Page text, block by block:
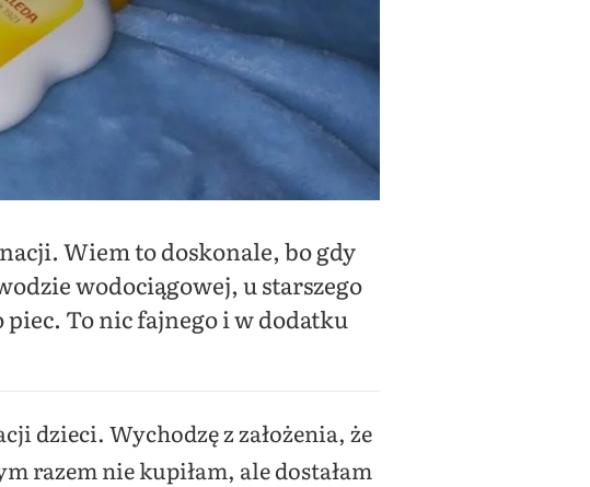
Wiem to doskonale, bo gdy
wodociągowej, u starszego
piec. To nic fajnego i w dodatku
dzieci. Wychodzę z założenia, że
razem nie kupiłam, ale dostałam